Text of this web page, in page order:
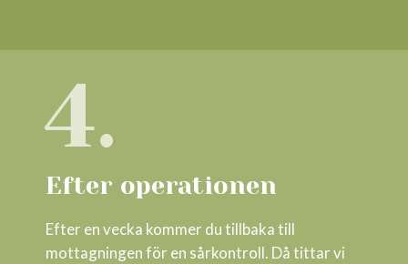
4.
Efter operationen
Efter en vecka kommer du tillbaka till
mottagningen för en sårkontroll. Då tittar vi